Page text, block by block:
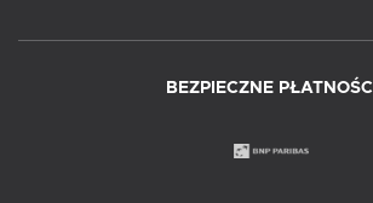
BEZPIECZNE PŁATNOŚCI